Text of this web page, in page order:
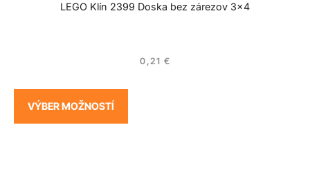
LEGO Klín 2399 Doska bez zárezov 3×4
0,21 €
VÝBER MOŽNOSTÍ